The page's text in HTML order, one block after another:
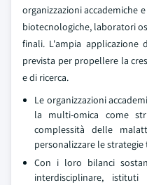
organizzazioni accademiche
biotecnologiche, laboratori
finali. L'ampia
prevista per propellere la
e di ricerca.
Le organizzazioni
la multi-omica come
complessità delle
personalizzare le
Con i loro bilanci
interdisciplinare,